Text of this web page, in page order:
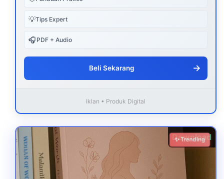
💡Tips Expert
🎧PDF + Audio
Beli Sekarang →
Iklan • Produk Digital
Download
✨ Trending